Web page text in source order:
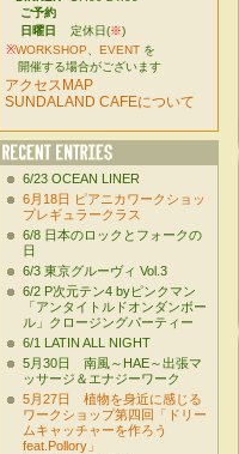
ご予約
日曜日
定休日(※)
※WORKSHOP EVENT を
開催する場合がございます
アクセスMAP
SUNDALAND CAFEについて
6/23 OCEAN LINER
6月18日 ピアニカワークショッ
プレギュラークラス
6/8 日本のロックとフォークの
日
6/3 東京グルーヴィ Vol.3
6/2 P次元テン4 byピンクマン
「アンタイトルドオンダンボー
ル」クロージングパーティー
6/1 LATIN ALL NIGHT
5月30日 南風～HAE～出張マ
ッサージ＆エナジーワーク
5月27日 植物を身近に感じる
ワークショップ第四回「ドリー
ムキャッチャーを作ろう
feat.Pollory」